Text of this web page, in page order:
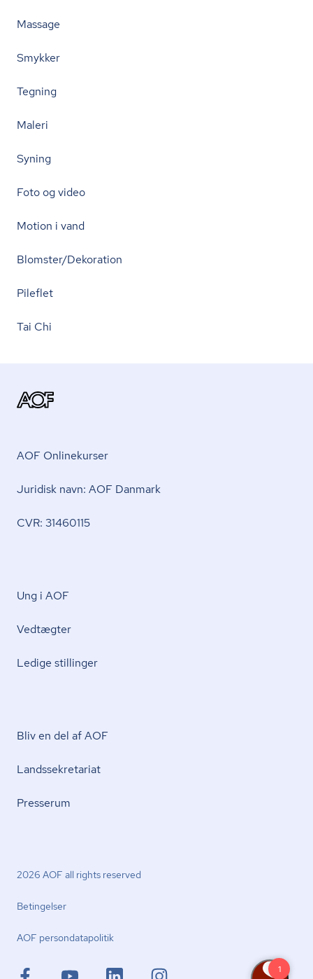
Massage
Smykker
Tegning
Maleri
Syning
Foto og video
Motion i vand
Blomster/Dekoration
Pileflet
Tai Chi
AOF Onlinekurser
Juridisk navn: AOF Danmark
CVR: 31460115
Ung i AOF
Vedtægter
Ledige stillinger
Bliv en del af AOF
Lands­se­kre­ta­ri­at
Presserum
2026 AOF all rights reserved
Betingelser
AOF per­son­da­ta­po­li­tik